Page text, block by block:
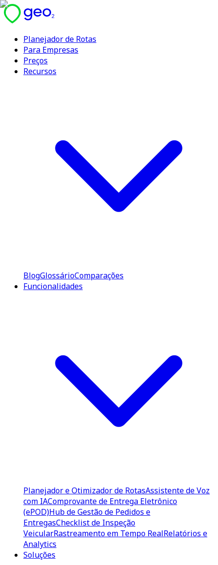
Planejador de Rotas
Para Empresas
Preços
Recursos
BlogGlossárioComparações
Funcionalidades
Planejador e Otimizador de RotasAssistente de Voz
com IAComprovante de Entrega Eletrônico
(ePOD)Hub de Gestão de Pedidos e
EntregasChecklist de Inspeção
VeicularRastreamento em Tempo RealRelatórios e
Analytics
Soluções